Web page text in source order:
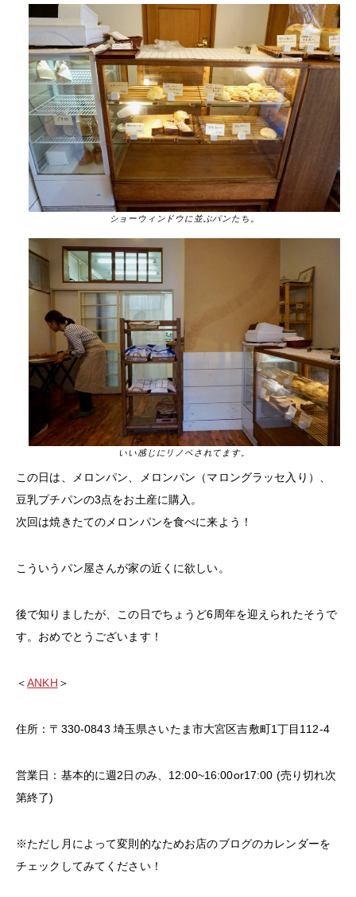
ショーウィンドウに並ぶパンたち。
いい感じにリノベされてます。
この日は、メロンパン、メロンパン（マロングラッセ入り）、
豆乳プチパンの3点をお土産に購入。
次回は焼きたてのメロンパンを食べに来よう！
こういうパン屋さんが家の近くに欲しい。
後で知りましたが、この日でちょうど6周年を迎えられたそうで
す。おめでとうございます！
＜ANKH ＞
住所：〒330-0843 埼玉県さいたま市大宮区吉敷町1丁目112-4
営業日：基本的に週2日のみ、12:00~16:00or17:00 (売り切れ次
第終了)
※ただし月によって変則的なためお店のブログのカレンダーを
チェックしてみてください！